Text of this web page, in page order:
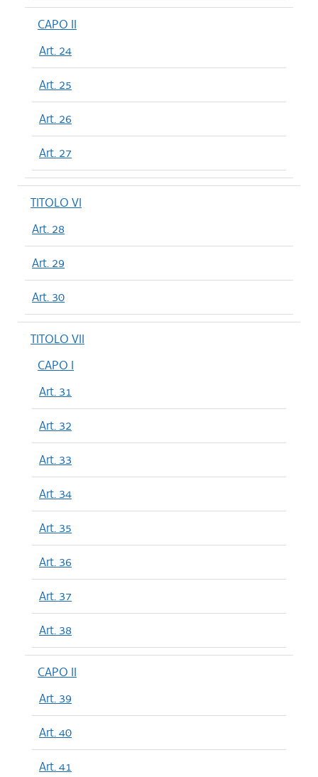
CAPO II
Art. 24
Art. 25
Art. 26
Art. 27
TITOLO VI
Art. 28
Art. 29
Art. 30
TITOLO VII
CAPO I
Art. 31
Art. 32
Art. 33
Art. 34
Art. 35
Art. 36
Art. 37
Art. 38
CAPO II
Art. 39
Art. 40
Art. 41